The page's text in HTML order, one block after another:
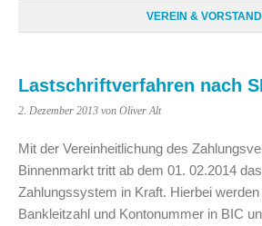
VEREIN & VORSTAND
Lastschriftverfahren nach
2. Dezember 2013 von Oliver Alt
Mit der Vereinheitlichung des
Binnenmarkt tritt ab dem 01. 02.2014
Zahlungssystem in Kraft. Hierbei
Bankleitzahl und Kontonummer in BIC